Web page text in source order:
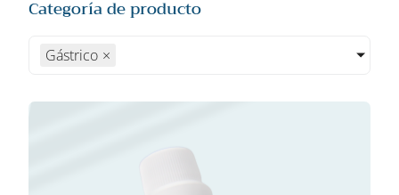
Categoría de producto
Gástrico ×